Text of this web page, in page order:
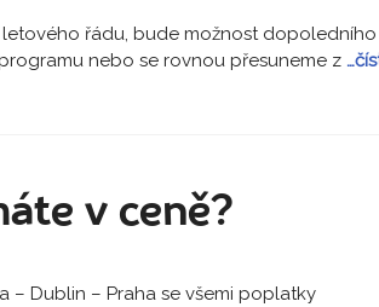
letového řádu, bude možnost dopoledního
nebo se rovnou přesuneme z
v ceně?
– Dublin – Praha se všemi poplatky